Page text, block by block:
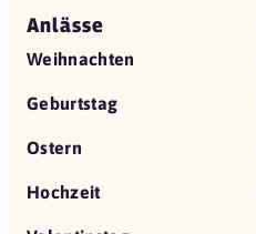
Anlässe
Weihnachten
Geburtstag
Ostern
Hochzeit